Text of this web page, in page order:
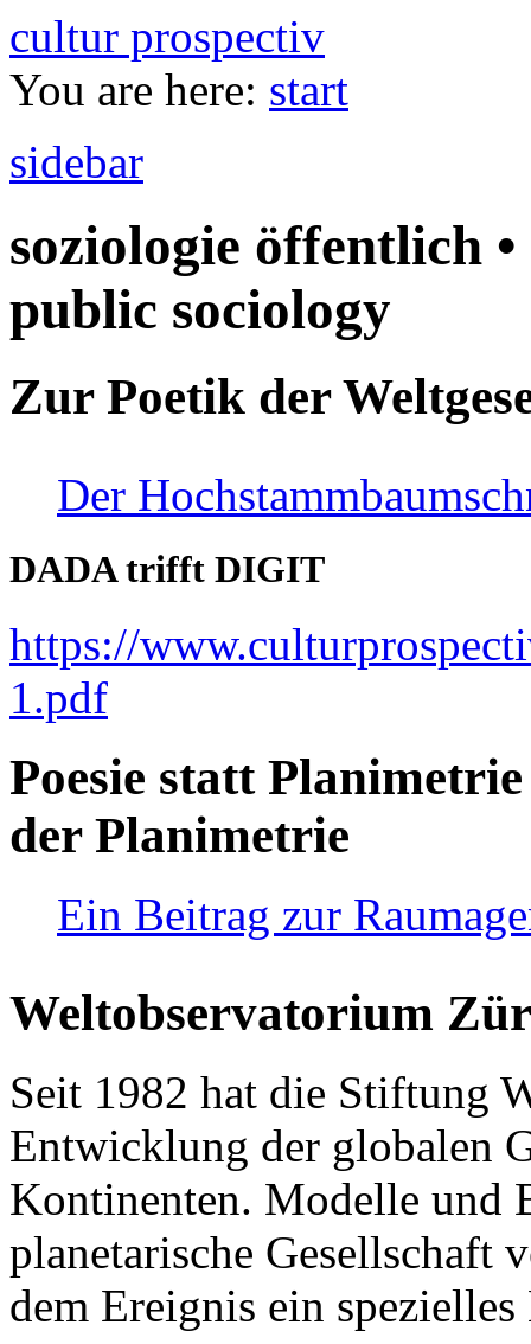
cultur prospectiv
You are here: start
sidebar
soziologie öffentlich
public sociology
Zur Poetik der
Der
DADA trifft DIGIT
https://
1.pdf
Poesie statt
der Planimetrie
Ein Beitrag zur
Weltobservatorium
Seit 1982 hat die Stiftung
Entwicklung der globalen
Kontinenten. Modelle und
planetarische Gesellschaft
dem Ereignis ein